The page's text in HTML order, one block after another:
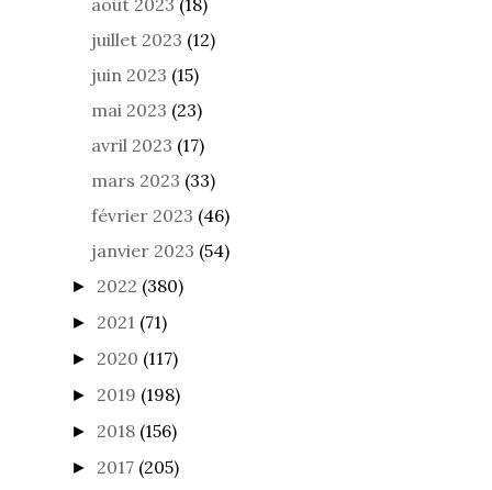
juillet 2023 (12)
juin 2023 (15)
mai 2023 (23)
avril 2023 (17)
mars 2023 (33)
février 2023 (46)
janvier 2023 (54)
► 2022 (380)
► 2021 (71)
► 2020 (117)
► 2019 (198)
► 2018 (156)
► 2017 (205)